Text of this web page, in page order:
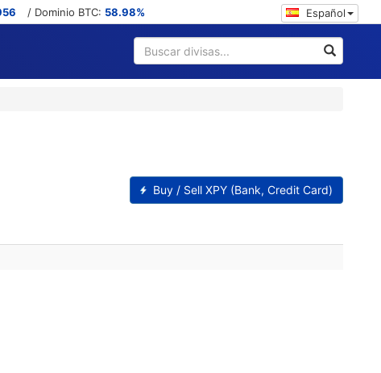
/ Dominio BTC: 58.98% Español
Buy / Sell XPY (Bank, Credit Card)